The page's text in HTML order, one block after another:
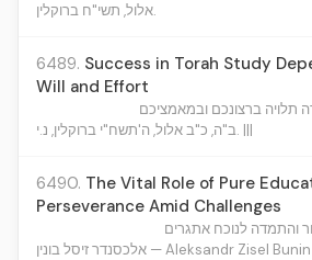
אלול, תשי"ח ברוקלין.
6489. Success in Torah Study
Will and Effort
תלויה ברצונכם ובמאמציכם
ב"ה, כ"ב אלול, ה'תשח"י ברוקלין, נ.י. |||
6490. The Vital Role of Pure
Perseverance Amid Challenges
והתמדה לנוכח אתגרים
אלכסנדר זיסל בונין — Aleksandr Zisel Bunin